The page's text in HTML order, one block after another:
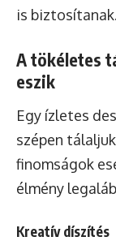
is biztosítanak.
A tökéletes
eszik
Egy ízletes
szépen
finomságok
élmény
Kreatív díszítés